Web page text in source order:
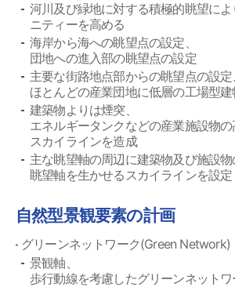
河川及び緑地に対する積極的眺望に
ニティーを高める
海岸から海への眺望点の設定、
団地への進入部の眺望点の設定
主要な街路地点部からの眺望点の設定
ほとんどの産業団地に低層の工場型
建築物よりは煙突、
エネルギータンクなどの産業施設物
スカイラインを造成
主な眺望軸の周辺に建築物及び施設
眺望軸を生かせるスカイラインを設定
自然型景観要素の計画
グリーンネットワーク(Green Network)
景観軸、
歩行動線を考慮したグリーンネット